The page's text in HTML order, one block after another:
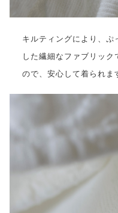
キルティングにより、
した繊細なファブリッ
ので、安心して着られま